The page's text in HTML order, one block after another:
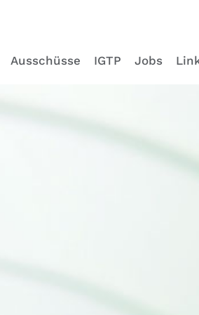
Ausschüsse IGTP Jobs